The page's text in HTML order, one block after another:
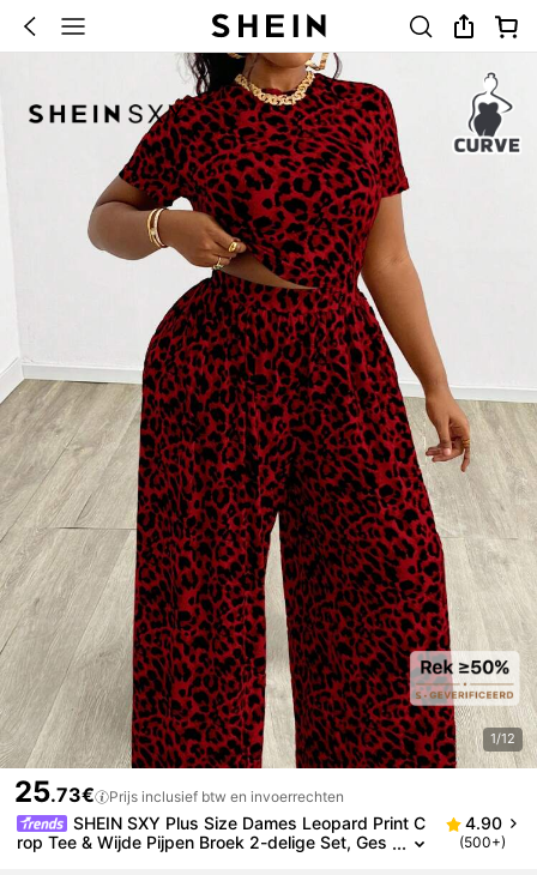
1/12
25.73€ Prijs inclusief btw en invoerrechten
SHEIN SXY Plus Size Dames Leopard Print C
rop Tee & Wijde Pijpen Broek 2-delige Set, Ges
4.90
(500+)